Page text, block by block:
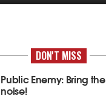
DON'T MISS
Public Enemy: Bring the
noise!